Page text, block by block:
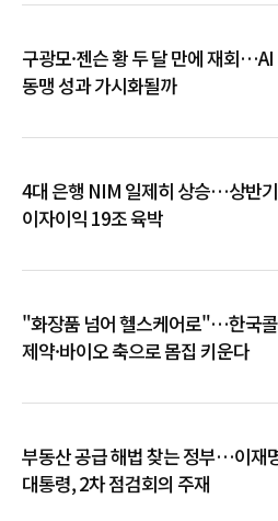
구광모·젠슨 황 두 달 만에 재회…AI
동맹 성과 가시화될까
4대 은행 NIM 일제히 상승…상반기
이자이익 19조 육박
"화장품 넘어 헬스케어로"…한국
제약·바이오 축으로 몸집 키운다
부동산 공급 해법 찾는 정부…이재
대통령, 2차 점검회의 주재